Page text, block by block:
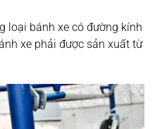
loại bánh xe có đường kính
xe phải được sản xuất từ